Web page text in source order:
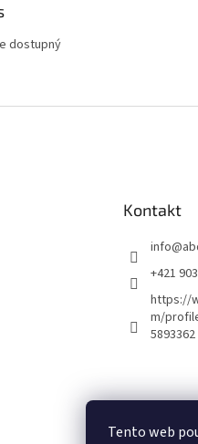
Tento web
dostupný
Kontakt
info@
+421
https://
m/
5893362